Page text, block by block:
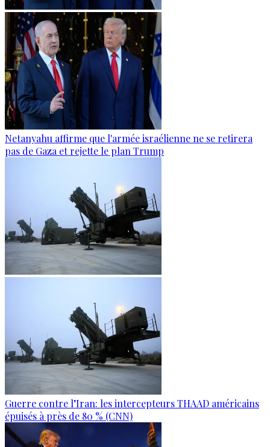
Netanyahu affirme que l'armée israélienne ne se retirera
pas de Gaza et rejette le plan Trump
Guerre contre l’Iran: les intercepteurs THAAD américains
épuisés à près de 80 % (CNN)